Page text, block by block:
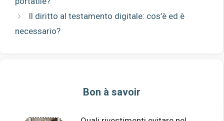
Il diritto al testamento digitale: cos’è ed è
necessario?
Bon à savoir